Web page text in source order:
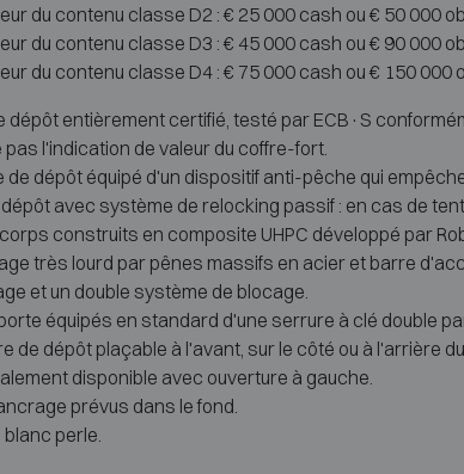
du contenu classe D2 : € 25 000 cash ou € 50 000
du contenu classe D3 : € 45 000 cash ou € 90 000
du contenu classe D4 : € 75 000 cash ou € 150 000
dépôt entièrement certifié, testé par ECB·S
pas l'indication de valeur du coffre-fort.
de dépôt équipé d'un dispositif anti-pêche qui
avec système de relocking passif : en cas de
construits en composite UHPC développé par
très lourd par pênes massifs en acier et barre
et un double système de blocage.
équipés en standard d'une serrure à clé double
de dépôt plaçable à l'avant, sur le côté ou à l'arrière
disponible avec ouverture à gauche.
prévus dans le fond.
blanc perle.